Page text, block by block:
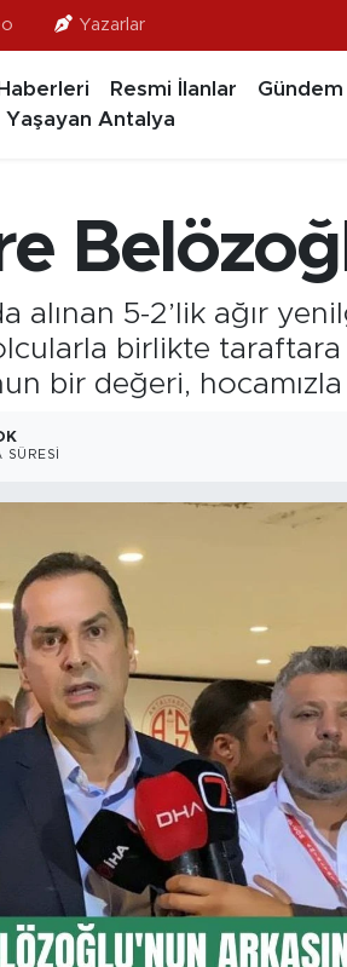
Yazarlar
Resmi İlanlar Gündem
Yaşayan Antalya
alınan 5-2’lik ağır
birlikte
bir değeri,
SÜRESI